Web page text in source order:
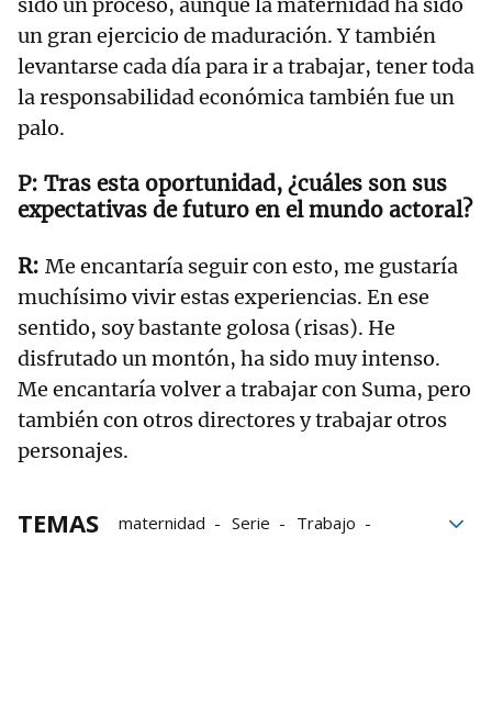
sido un proceso, aunque la maternidad ha sido
un gran ejercicio de maduración. Y también
levantarse cada día para ir a trabajar, tener toda
la responsabilidad económica también fue un
palo.
Tras esta oportunidad, ¿cuáles son sus
expectativas de futuro en el mundo actoral?
Me encantaría seguir con esto, me gustaría
muchísimo vivir estas experiencias. En ese
sentido, soy bastante golosa (risas). He
disfrutado un montón, ha sido muy intenso.
Me encantaría volver a trabajar con Suma, pero
también con otros directores y trabajar otros
personajes.
TEMAS maternidad Serie
Trabajo